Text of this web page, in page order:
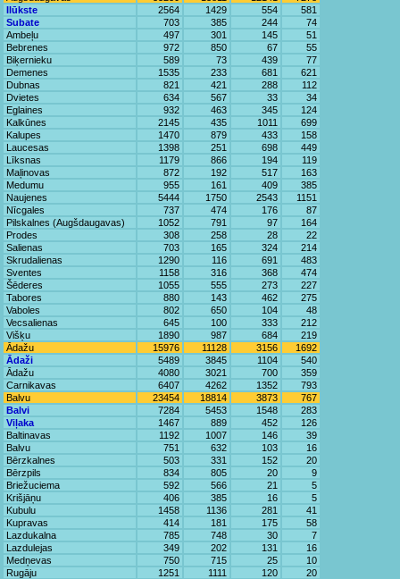
Ilūkste
2564 1429 554
581
Subate
703 385 244
74
Ambeļu
497 301 145
51
Bebrenes
972 850 67
55
Biķernieku
589 73 439
77
Demenes
1535 233 681
621
Dubnas
821 421 288
112
Dvietes
634 567 33
34
Eglaines
932 463 345
124
Kalkūnes
2145 435 1011
699
Kalupes
1470 879 433
158
Laucesas
1398 251 698
449
Līksnas
1179 866 194
119
Maļinovas
872 192 517
163
Medumu
955 161 409
385
Naujenes
5444 1750 2543
1151
Nīcgales
737 474 176
87
Pilskalnes (Augšdaugavas)
1052 791 97
164
Prodes
308 258 28
22
Salienas
703 165 324
214
Skrudalienas
1290 116 691
483
Sventes
1158 316 368
474
Šēderes
1055 555 273
227
Tabores
880 143 462
275
Vaboles
802 650 104
48
Vecsalienas
645 100 333
212
Višķu
1890 987 684
219
Ādažu
15976 11128 3156
1692
Ādaži
5489 3845 1104
540
Ādažu
4080 3021 700
359
Carnikavas
6407 4262 1352
793
Balvu
23454 18814 3873
767
Balvi
7284 5453 1548
283
Viļaka
1467 889 452
126
Baltinavas
1192 1007 146
39
Balvu
751 632 103
16
Bērzkalnes
503 331 152
20
Bērzpils
834 805 20
9
Briežuciema
592 566 21
5
Krišjāņu
406 385 16
5
Kubulu
1458 1136 281
41
Kupravas
414 181 175
58
Lazdukalna
785 748 30
7
Lazdulejas
349 202 131
16
Medņevas
750 715 25
10
Rugāju
1251 1111 120
20